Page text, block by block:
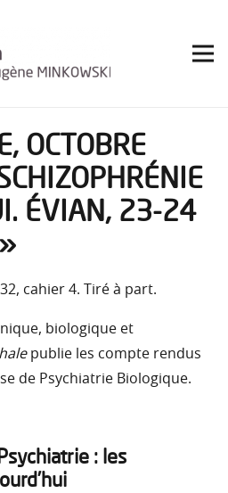
OCTOBRE
ÉVIAN, 23-24
cahier 4. Tiré à part.
biologique et
publie les compte rendus
de Psychiatrie Biologique.
: les